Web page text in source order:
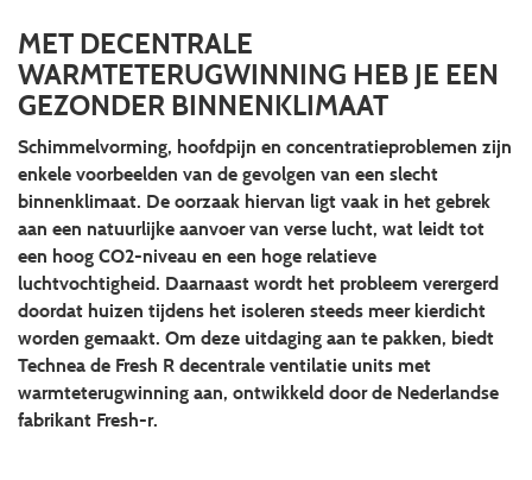
MET DECENTRALE
WARMTETERUGWINNING HEB JE EEN
GEZONDER BINNENKLIMAAT
Schimmelvorming, hoofdpijn en concentratieproblemen zijn
enkele voorbeelden van de gevolgen van een slecht
binnenklimaat. De oorzaak hiervan ligt vaak in het gebrek
aan een natuurlijke aanvoer van verse lucht, wat leidt tot
een hoog CO2-niveau en een hoge relatieve
luchtvochtigheid. Daarnaast wordt het probleem verergerd
doordat huizen tijdens het isoleren steeds meer kierdicht
worden gemaakt. Om deze uitdaging aan te pakken, biedt
Technea de Fresh R decentrale ventilatie units met
warmteterugwinning aan, ontwikkeld door de Nederlandse
fabrikant Fresh-r.